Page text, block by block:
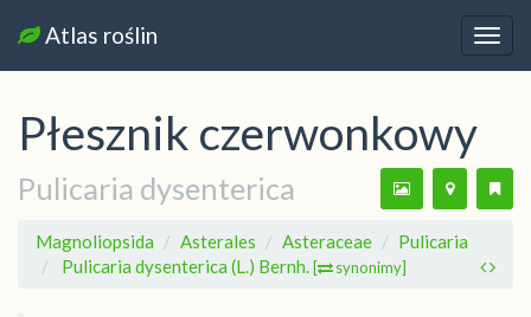
Atlas roślin
Płesznik czerwonkowy
Pulicaria dysenterica
Magnoliopsida Asterales Asteraceae
Pulicaria
Pulicaria dysenterica (L.) Bernh. [ synonimy]